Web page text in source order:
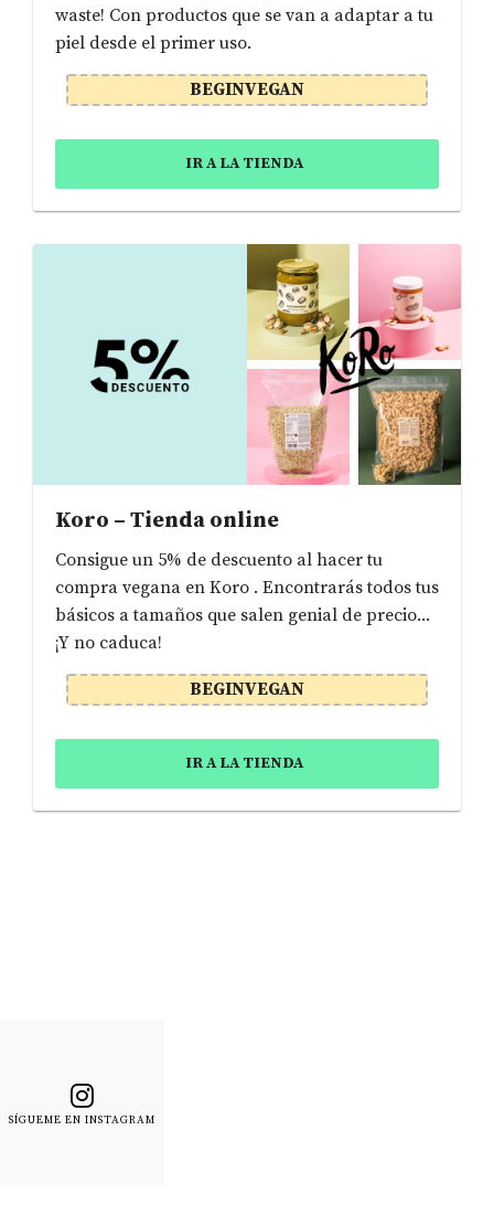
waste! Con productos que se van a adaptar a tu
piel desde el primer uso.
BEGINVEGAN
IR A LA TIENDA
Koro – Tienda online
Consigue un 5% de descuento al hacer tu
compra vegana en Koro . Encontrarás todos tus
básicos a tamaños que salen genial de precio...
¡Y no caduca!
BEGINVEGAN
IR A LA TIENDA
SÍGUEME EN INSTAGRAM